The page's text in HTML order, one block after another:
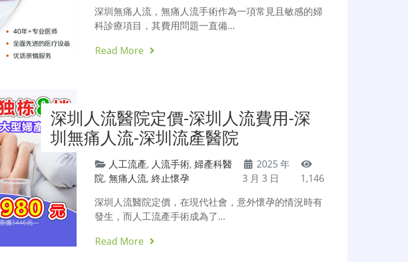
深圳無痛人流，無痛人流手術作為一項常見且敏感的婦
科診療項目，其費用問題一直備…
Read More
深圳人流醫院定價-深圳人流費用-深
圳無痛人流-深圳流產醫院
人工流產, 人流手術,婦產科醫
院,無痛人流,終止懷孕
2025 年
3 月 3 日
1,146
深圳人流醫院定價，在現代社會，意外懷孕的情況時有
發生，而人工流產手術成為了…
Read More